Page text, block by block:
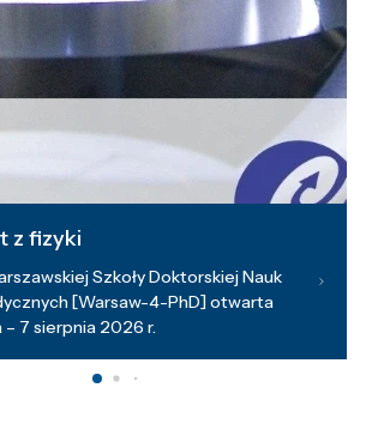
z fizyki
Szkoły Doktorskiej Nauk
[Warsaw-4-PhD] otwarta
7 sierpnia 2026 r.